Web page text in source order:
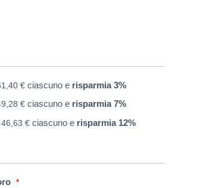
€ ciascuno e risparmia3%
€ ciascuno e risparmia7%
46,63 € ciascuno e risparmia12%